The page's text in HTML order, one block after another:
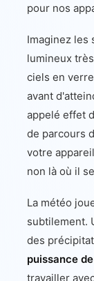
pour nos
Imaginez les
lumineux
ciels en
avant
appelé effet
de parcours
votre
non là où il
La météo
subtilement.
des
puissance de
travailler